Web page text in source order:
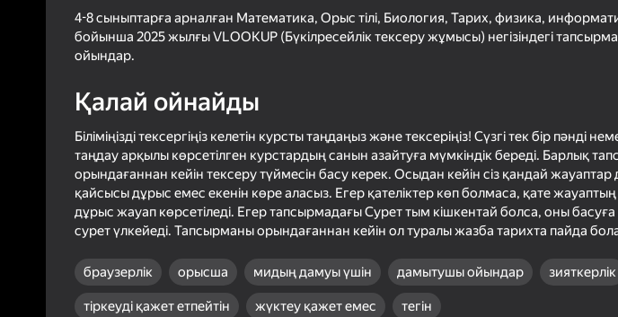
Ойнау
4-8 сыныптарға арналған Математика, Орыс тілі, Биология, Тарих, физика,
бойынша 2025 жылғы VLOOKUP (Бүкілресейлік тексеру жұмысы) негізіндегі
ойындар.
Қалай ойнайды
Біліміңізді тексергіңіз келетін курсты таңдаңыз және тексеріңіз! Сүзгі тек бір пәнді
таңдау арқылы көрсетілген курстардың санын азайтуға мүмкіндік береді. Барлық
орындағаннан кейін тексеру түймесін басу керек. Осыдан кейін сіз қандай
қайсысы дұрыс емес екенін көре аласыз. Егер қателіктер көп болмаса, қате
дұрыс жауап көрсетіледі. Егер тапсырмадағы Сурет тым кішкентай болса, оны
сурет үлкейеді. Тапсырманы орындағаннан кейін ол туралы жазба тарихта пайда
браузерлік орысша мидың дамуы үшін дамытушы ойындар зияткерлік
тіркеуді қажет етпейтін жүктеу қажет емес тегін